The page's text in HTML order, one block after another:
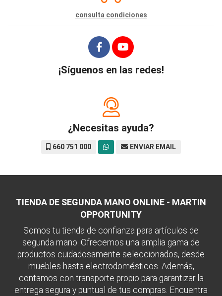
consulta condiciones
¡Síguenos en las redes!
¿Necesitas ayuda?
660 751 000 ENVIAR EMAIL
TIENDA DE SEGUNDA MANO ONLINE - MARTIN
OPPORTUNITY
Somos tu tienda de confianza para artículos de
segunda mano. Ofrecemos una amplia gama de
productos cuidadosamente seleccionados, desde
muebles hasta electrodomésticos. Además,
contamos con transporte propio para garantizar la
entrega segura y puntual de tus compras. Encuentra